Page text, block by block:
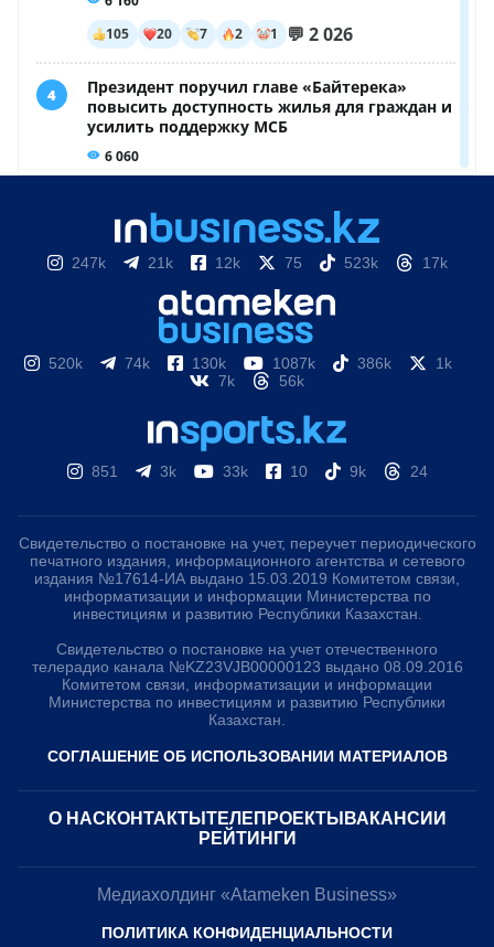
247k 21k 12k 75 523k 17k
520k 74k 130k 1087k 386k
1k
7k
56k
851 3k 33k 10 9k 24
Свидетельство о постановке на учет, переучет периодического
печатного издания, информационного агентства и сетевого
издания №17614-ИА выдано 15.03.2019 Комитетом связи,
информатизации и информации Министерства по
инвестициям и развитию Республики Казахстан.
Свидетельство о постановке на учет отечественного
телерадио канала №KZ23VJB00000123 выдано 08.09.2016
Комитетом связи, информатизации и информации
Министерства по инвестициям и развитию Республики
Казахстан.
СОГЛАШЕНИЕ ОБ ИСПОЛЬЗОВАНИИ МАТЕРИАЛОВ
О НАС КОНТАКТЫ ТЕЛЕПРОЕКТЫ ВАКАНСИИ
РЕЙТИНГИ
Медиахолдинг «Atameken Business»
ПОЛИТИКА КОНФИДЕНЦИАЛЬНОСТИ